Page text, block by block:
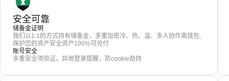
安全可靠
储备金证明
我们以1:1的方式持有储备金，多重加密冷、热、温、多人协作离钱包,
保护您的资产安全资产100%可兑付
账号安全
多重安全项验证，异地登录提醒，防cookie劫持